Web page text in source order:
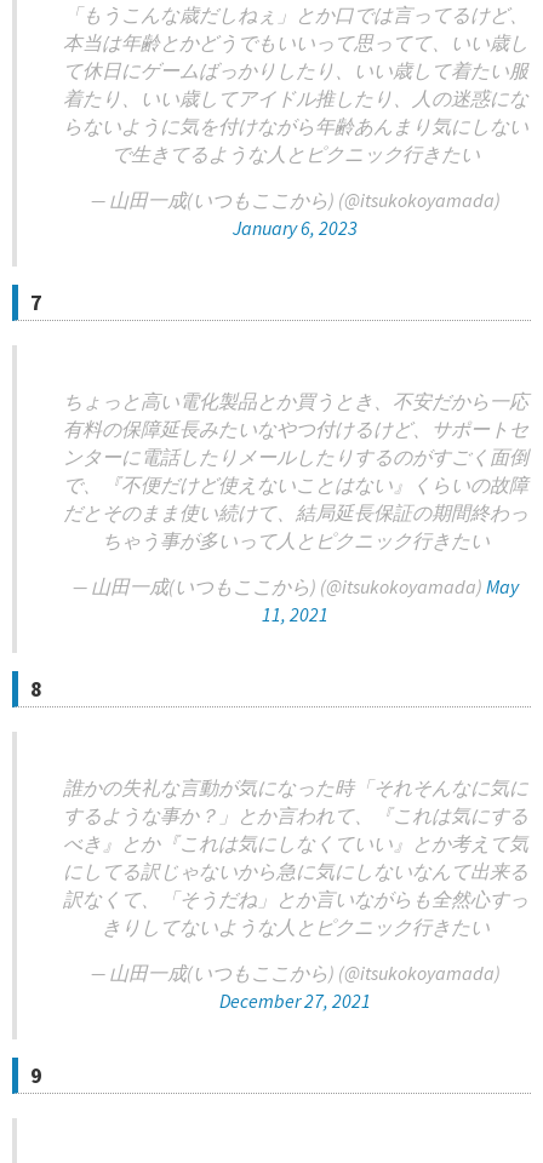
「もうこんな歳だしねぇ」とか口では言ってるけど、
本当は年齢とかどうでもいいって思ってて、いい歳し
て休日にゲームばっかりしたり、いい歳して着たい服
着たり、いい歳してアイドル推したり、人の迷惑にな
らないように気を付けながら年齢あんまり気にしない
で生きてるような人とピクニック行きたい
— 山田一成(いつもここから) (@itsukokoyamada)
January 6, 2023
7
ちょっと高い電化製品とか買うとき、不安だから一応
有料の保障延長みたいなやつ付けるけど、サポートセ
ンターに電話したりメールしたりするのがすごく面倒
で、『不便だけど使えないことはない』くらいの故障
だとそのまま使い続けて、結局延長保証の期間終わっ
ちゃう事が多いって人とピクニック行きたい
— 山田一成(いつもここから) (@itsukokoyamada) May
11, 2021
8
誰かの失礼な言動が気になった時「それそんなに気に
するような事か？」とか言われて、『これは気にする
べき』とか『これは気にしなくていい』とか考えて気
にしてる訳じゃないから急に気にしないなんて出来る
訳なくて、「そうだね」とか言いながらも全然心すっ
きりしてないような人とピクニック行きたい
— 山田一成(いつもここから) (@itsukokoyamada)
December 27, 2021
9